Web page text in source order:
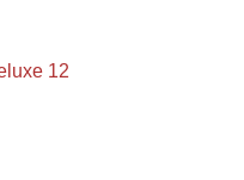
12